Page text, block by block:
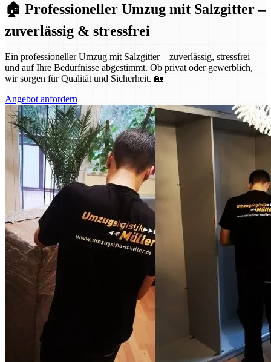
🏠 Professioneller Umzug mit Salzgitter –
zuverlässig & stressfrei
Ein professioneller Umzug mit Salzgitter – zuverlässig, stressfrei
und auf Ihre Bedürfnisse abgestimmt. Ob privat oder gewerblich,
wir sorgen für Qualität und Sicherheit. 🏡
Angebot anfordern